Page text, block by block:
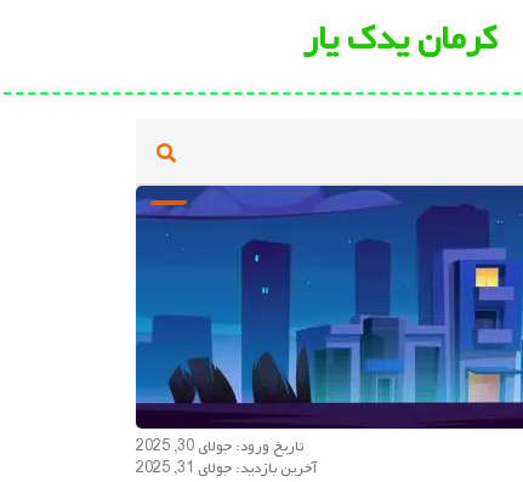
کرمان یدک یار
تاریخ ورود: جولای 30, 2025
آخرین بازدید: جولای 31, 2025